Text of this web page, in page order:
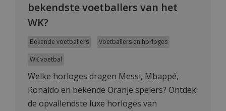
bekendste voetballers van het
WK?
Bekende voetballers Voetballers en horloges
WK voetbal
Welke horloges dragen Messi, Mbappé,
Ronaldo en bekende Oranje spelers? Ontdek
de opvallendste luxe horloges van